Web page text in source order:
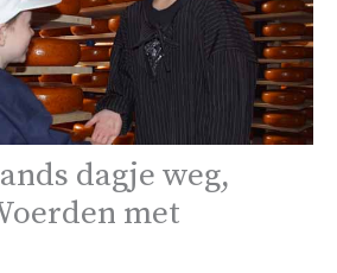
dagje weg,
met